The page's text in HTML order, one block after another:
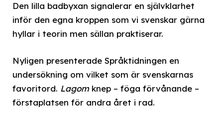
Den lilla badbyxan signalerar en självklarhet
inför den egna kroppen som vi svenskar gärna
hyllar i teorin men sällan praktiserar.
Nyligen presenterade Språktidningen en
undersökning om vilket som är svenskarnas
favoritord. Lagom knep – föga förvånande –
förstaplatsen för andra året i rad.